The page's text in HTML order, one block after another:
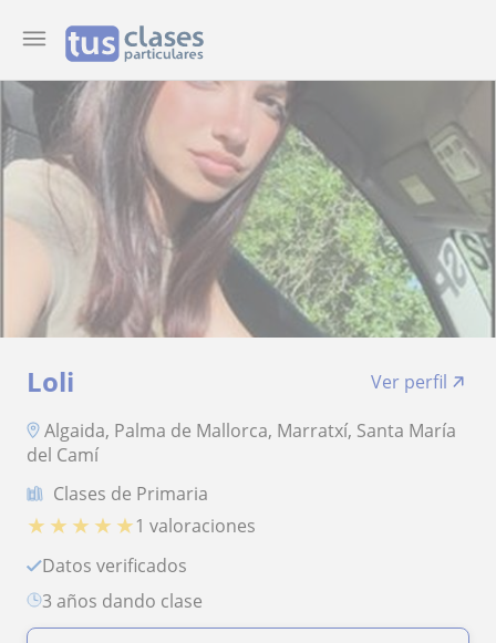
Loli
Ver perfil
Algaida, Palma de Mallorca, Marratxí, Santa María
del Camí
Clases de Primaria
★ ★ ★ ★ ★1 valoraciones
Datos verificados
3 años dando clase